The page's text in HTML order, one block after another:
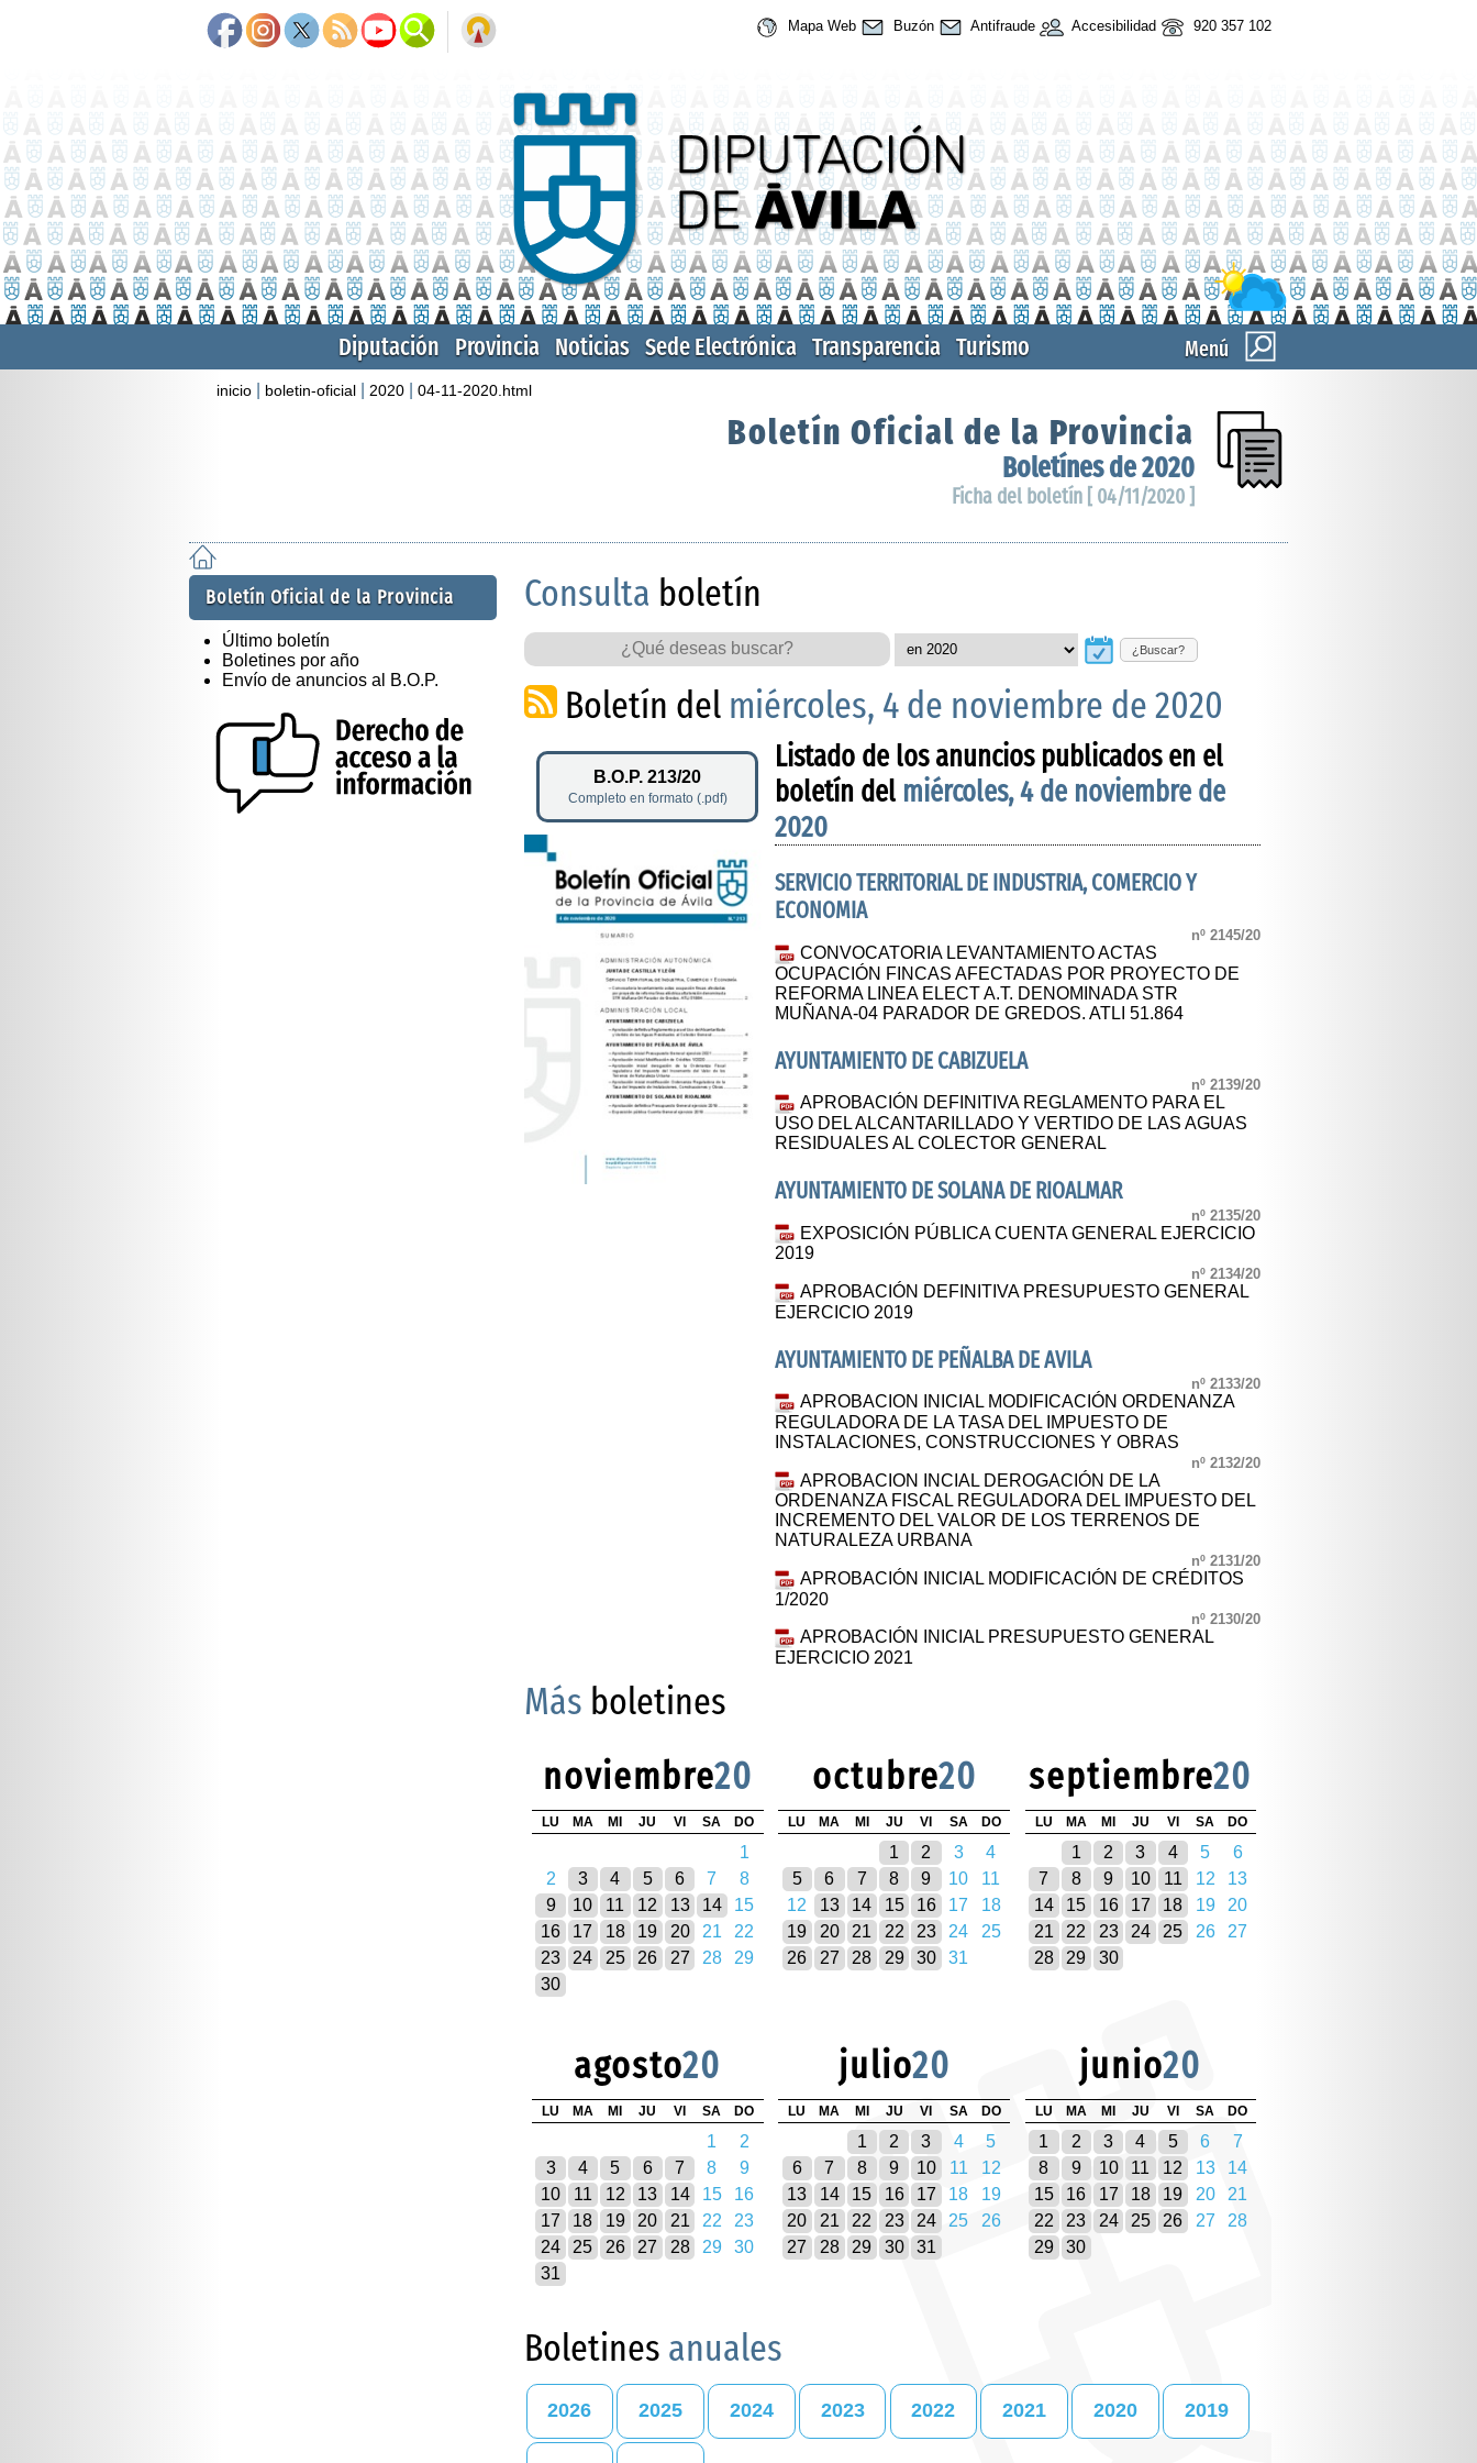
Mapa Web Buzón Antifraude Accesibilidad 920 357 102
Menú
Diputación Provincia Noticias Sede Electrónica Transparencia Turismo
inicio boletin-oficial 2020 04-11-2020.html
Boletín Oficial de la Provincia
Boletínes de 2020
Ficha del boletín [ 04/11/2020 ]
Boletín Oficial de la Provincia
Último boletín
Boletines por año
Envío de anuncios al B.O.P.
Consulta boletín
¿Buscar?
Boletín del miércoles, 4 de noviembre de 2020
B.O.P. 213/20
Completo en formato (.pdf)
Listado de los anuncios publicados en el
boletín del miércoles, 4 de noviembre de
2020
SERVICIO TERRITORIAL DE INDUSTRIA, COMERCIO Y
ECONOMIA
nº 2145/20
CONVOCATORIA LEVANTAMIENTO ACTAS
OCUPACIÓN FINCAS AFECTADAS POR PROYECTO DE
REFORMA LINEA ELECT A.T. DENOMINADA STR
MUÑANA-04 PARADOR DE GREDOS. ATLI 51.864
AYUNTAMIENTO DE CABIZUELA
nº 2139/20
APROBACIÓN DEFINITIVA REGLAMENTO PARA EL
USO DEL ALCANTARILLADO Y VERTIDO DE LAS AGUAS
RESIDUALES AL COLECTOR GENERAL
AYUNTAMIENTO DE SOLANA DE RIOALMAR
nº 2135/20
EXPOSICIÓN PÚBLICA CUENTA GENERAL EJERCICIO
2019
nº 2134/20
APROBACIÓN DEFINITIVA PRESUPUESTO GENERAL
EJERCICIO 2019
AYUNTAMIENTO DE PEÑALBA DE AVILA
nº 2133/20
APROBACION INICIAL MODIFICACIÓN ORDENANZA
REGULADORA DE LA TASA DEL IMPUESTO DE
INSTALACIONES, CONSTRUCCIONES Y OBRAS
nº 2132/20
APROBACION INCIAL DEROGACIÓN DE LA
ORDENANZA FISCAL REGULADORA DEL IMPUESTO DEL
INCREMENTO DEL VALOR DE LOS TERRENOS DE
NATURALEZA URBANA
nº 2131/20
APROBACIÓN INICIAL MODIFICACIÓN DE CRÉDITOS
1/2020
nº 2130/20
APROBACIÓN INICIAL PRESUPUESTO GENERAL
EJERCICIO 2021
Más boletines
noviembre20
LU MA MI JU VI SA DO
1
2
3 4 5 6 7
8
9
10 11 12 13 14
15
16
17 18 19 20 21
22
23
24 25 26 27 28
29
30
octubre20
LU MA MI JU VI SA DO
1 2 3
4
5
6 7 8 9 10
11
12
13 14 15 16 17
18
19
20 21 22 23 24
25
26
27 28 29 30 31
septiembre20
LU MA MI JU VI SA DO
1 2 3 4 5
6
7
8 9 10 11 12
13
14
15 16 17 18 19
20
21
22 23 24 25 26
27
28
29 30
agosto20
LU MA MI JU VI SA DO
1
2
3
4 5 6 7 8
9
10
11 12 13 14 15
16
17
18 19 20 21 22
23
24
25 26 27 28 29
30
31
julio20
LU MA MI JU VI SA DO
1 2 3 4
5
6
7 8 9 10 11
12
13
14 15 16 17 18
19
20
21 22 23 24 25
26
27
28 29 30 31
junio20
LU MA MI JU VI SA DO
1 2 3 4 5 6
7
8
9 10 11 12 13
14
15
16 17 18 19 20
21
22
23 24 25 26 27
28
29
30
Boletines anuales
2026 2025 2024 2023 2022 2021 2020 2019